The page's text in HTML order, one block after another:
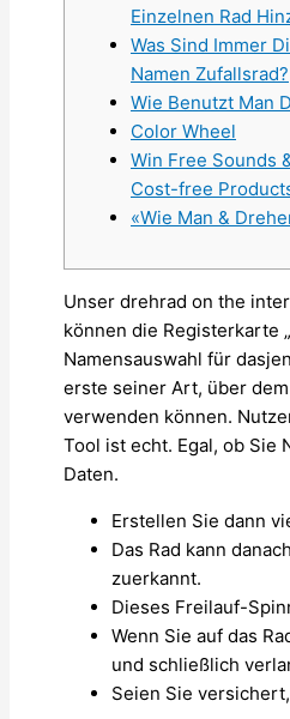
Einzelnen Rad
Was Sind Immer
Namen Zufallsrad?
Wie Benutzt Man
Color Wheel
Win Free Sounds
Cost-free
«Wie Man &
Unser drehrad on the
können die Registerkarte
Namensauswahl für
erste seiner Art, über
verwenden können.
Tool ist echt. Egal, ob Sie
Daten.
Erstellen Sie dann
Das Rad kann
zuerkannt.
Dieses Freilauf-
Wenn Sie auf das
und schließlich
Seien Sie